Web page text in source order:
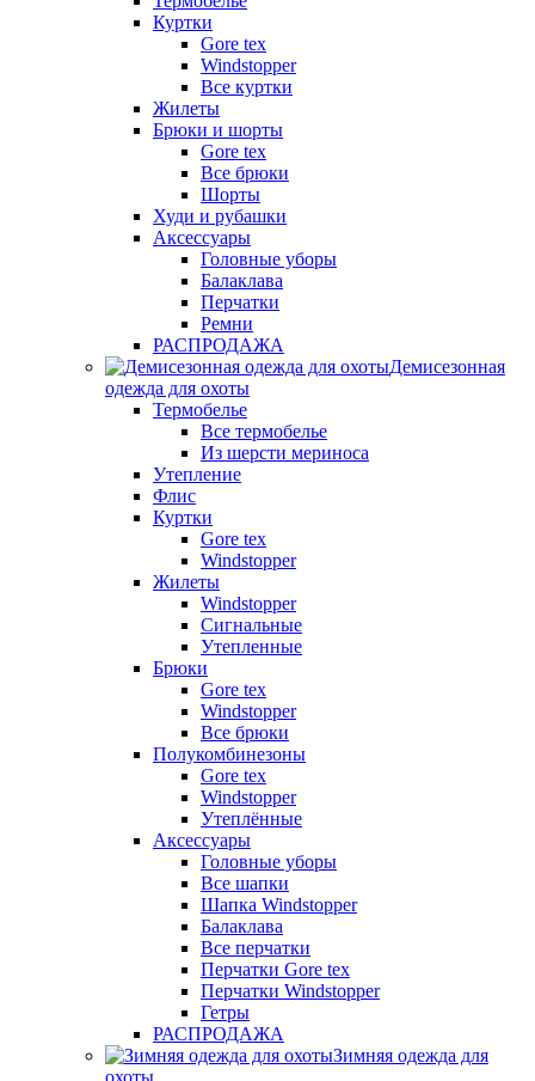
Куртки
Gore tex
Windstopper
Все куртки
Жилеты
Брюки и шорты
Gore tex
Все брюки
Шорты
Худи и рубашки
Аксессуары
Головные уборы
Балаклава
Перчатки
Ремни
РАСПРОДАЖА
Демисезонная
одежда для охоты
Термобелье
Все термобелье
Из шерсти мериноса
Утепление
Флис
Куртки
Gore tex
Windstopper
Жилеты
Windstopper
Сигнальные
Утепленные
Брюки
Gore tex
Windstopper
Все брюки
Полукомбинезоны
Gore tex
Windstopper
Утеплённые
Аксессуары
Головные уборы
Все шапки
Шапка Windstopper
Балаклава
Все перчатки
Перчатки Gore tex
Перчатки Windstopper
Гетры
РАСПРОДАЖА
Зимняя одежда для
охоты